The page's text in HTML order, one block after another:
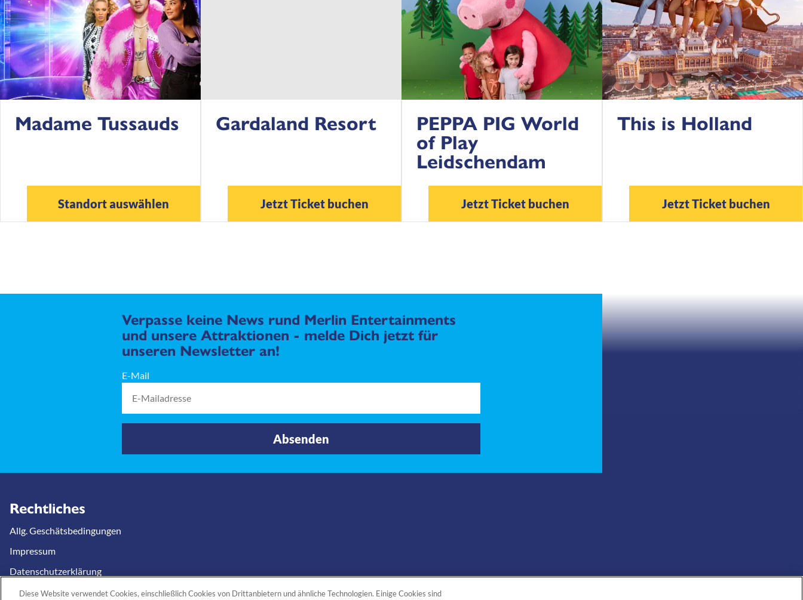
Madame Tussauds
Standort auswählen
Gardaland Resort
Jetzt Ticket buchen
PEPPA PIG World
of Play
Leidschendam
Jetzt Ticket buchen
This is Holland
Jetzt Ticket buchen
Verpasse keine News rund Merlin Entertainments
und unsere Attraktionen - melde Dich jetzt für
unseren Newsletter an!
E-Mail
Absenden
Rechtliches
Allg. Geschätsbedingungen
Impressum
Datenschutzerklärung
Cookies
Diese Website verwendet Cookies, einschließlich Cookies von Drittanbietern und ähnliche Technologien. Einige Cookies sind